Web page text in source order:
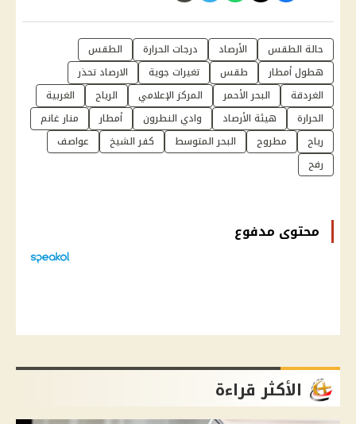
حالة الطقس الأرصاد درجات الحرارة
الطقس
هطول أمطار
طقس تغيرات جوية
الارصاد تحذر
الغردقة
البحر الأحمر المركز الإعلامي الرياح
الغربية
الحرارة
هيئة الأرصاد وادي النطرون أمطار
منار غانم
رياح
مطروح البحر المتوسط كفر الشيخ
عواصف
رفح
محتوى مدفوع
الأكثر قراءة